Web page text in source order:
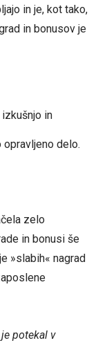
in je, kot tako,
in bonusov je
in
delo.
zelo
in bonusi še
»slabih« nagrad
potekal v